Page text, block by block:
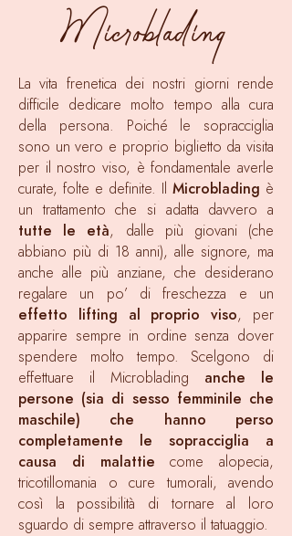
Microblading
La vita frenetica dei nostri giorni rende
difficile dedicare molto tempo alla cura
della persona. Poiché le sopracciglia
sono un vero e proprio biglietto da visita
per il nostro viso, è fondamentale averle
curate, folte e definite. Il Microblading è
un trattamento che si adatta davvero a
tutte le età, dalle più giovani (che
abbiano più di 18 anni), alle signore, ma
anche alle più anziane, che desiderano
regalare un po’ di freschezza e un
effetto lifting al proprio viso, per
apparire sempre in ordine senza dover
spendere molto tempo. Scelgono di
effettuare il Microblading anche le
persone (sia di sesso femminile che
maschile) che hanno perso
completamente le sopracciglia a
causa di malattie come alopecia,
tricotillomania o cure tumorali, avendo
così la possibilità di tornare al loro
sguardo di sempre attraverso il tatuaggio.